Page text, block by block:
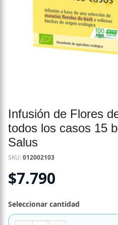
Infusión de Flores
todos los casos 15
Salus
SKU:012002103
$7.790
Seleccionar cantidad